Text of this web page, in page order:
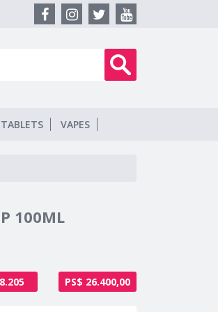
VAPES
100ML
PS$ 26.400,00